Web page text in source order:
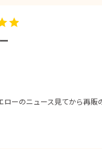
ローのニュース見てから再販